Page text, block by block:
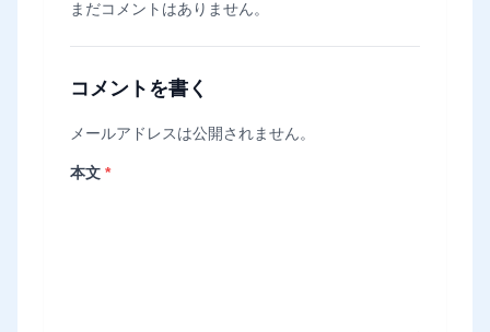
まだコメントはありません。
コメントを書く
メールアドレスは公開されません。
本文 *